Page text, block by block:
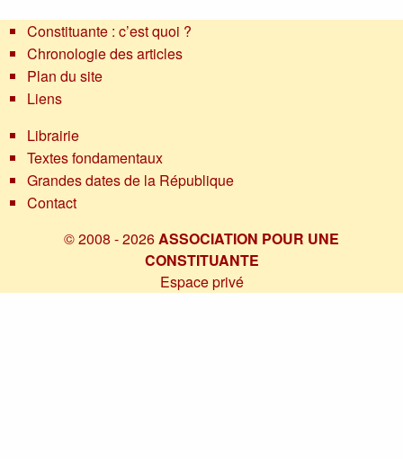
Constituante : c’est quoi ?
Chronologie des articles
Plan du site
Liens
Librairie
Textes fondamentaux
Grandes dates de la République
Contact
© 2008 - 2026ASSOCIATION POUR UNE
CONSTITUANTE
Espace privé